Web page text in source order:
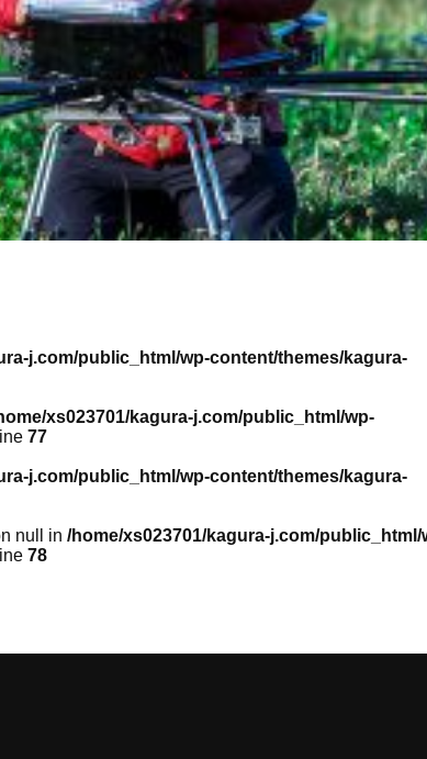
j.com/public_html/wp-content/themes/kagura-
xs023701/kagura-j.com/public_html/wp-
77
j.com/public_html/wp-content/themes/kagura-
null in /home/xs023701/kagura-j.com/public_html/
78